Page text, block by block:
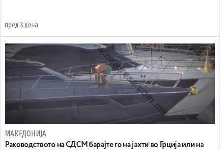
пред 3 дена
МАКЕДОНИЈА
Раководството на СДСМ барајте го на јахти во Грција или на